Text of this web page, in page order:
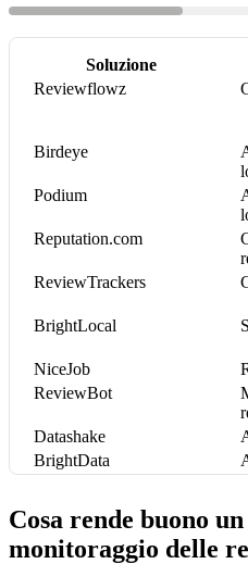
Soluzione
Reviewflowz
Birdeye
Podium
Reputation.com
ReviewTrackers
BrightLocal
NiceJob
ReviewBot
Datashake
BrightData
Cosa rende buono
monitoraggio delle